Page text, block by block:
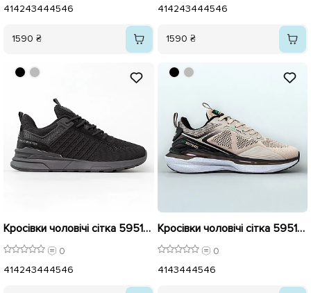
414243444546
1590 ₴
414243444546
1590 ₴
Кросівки чоловічі сітка 595194 Чорні
0
414243444546
Кросівки чоловічі сітка 595199 Бежеві
0
4143444546